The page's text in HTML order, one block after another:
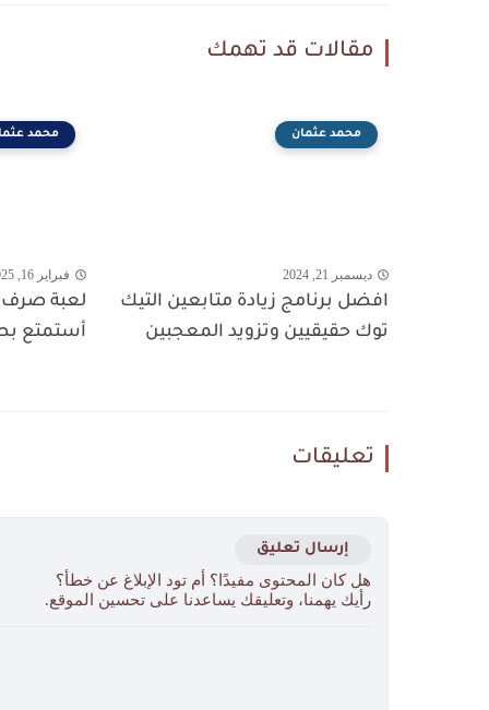
مقالات قد تهمك
محمد عثمان
ديسمبر 21, 2024
افضل برنامج زيادة متابعين التيك
توك حقيقيين وتزويد المعجبين
محمد
فبراير 16, 2025
لعبة صرف
أستمتع
تعليقات
إرسال تعليق
هل كان المحتوى مفيدًا؟ أم تود الإبلاغ عن خطأ؟
رأيك يهمنا، وتعليقك يساعدنا على تحسين الموقع.